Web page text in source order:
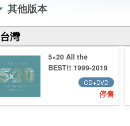
其他版本
台灣
5×20 All the
BEST!! 1999-2019
台壓 初回限定盤2
(4CD+DVD)
CD+DVD
停售